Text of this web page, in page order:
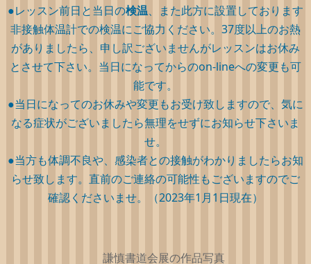
●レッスン前日と当日の検温、また此方に設置しております
非接触体温計での検温にご協力ください。37度以上のお熱
がありましたら、申し訳ございませんがレッスンはお休み
とさせて下さい。当日になってからのon-lineへの変更も可
能です。
●当日になってのお休みや変更もお受け致しますので、気に
なる症状がございましたら無理をせずにお知らせ下さいま
せ。
●当方も体調不良や、感染者との接触がわかりましたらお知
らせ致します。直前のご連絡の可能性もございますのでご
確認くださいませ。（2023年1月1日現在）
謙慎書道会展の作品写真